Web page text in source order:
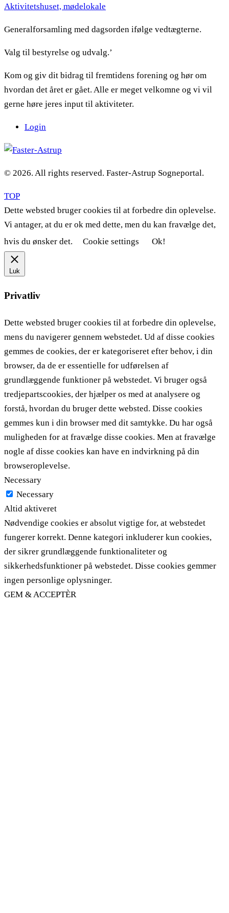
Aktivitetshuset, mødelokale
Generalforsamling med dagsorden ifølge vedtægterne.
Valg til bestyrelse og udvalg.’
Kom og giv dit bidrag til fremtidens forening og hør om
hvordan det året er gået. Alle er meget velkomne og vi vil
gerne høre jeres input til aktiviteter.
Login
© 2026. All rights reserved. Faster-Astrup Sogneportal.
TOP
Dette websted bruger cookies til at forbedre din oplevelse.
Vi antager, at du er ok med dette, men du kan fravælge det,
hvis du ønsker det.
Cookie settings Ok!
Luk
Privatliv
Dette websted bruger cookies til at forbedre din oplevelse,
mens du navigerer gennem webstedet. Ud af disse cookies
gemmes de cookies, der er kategoriseret efter behov, i din
browser, da de er essentielle for udførelsen af ​​
grundlæggende funktioner på webstedet. Vi bruger også
tredjepartscookies, der hjælper os med at analysere og
forstå, hvordan du bruger dette websted. Disse cookies
gemmes kun i din browser med dit samtykke. Du har også
muligheden for at fravælge disse cookies. Men at fravælge
nogle af disse cookies kan have en indvirkning på din
browseroplevelse.
Necessary
Necessary
Altid aktiveret
Nødvendige cookies er absolut vigtige for, at webstedet
fungerer korrekt. Denne kategori inkluderer kun cookies,
der sikrer grundlæggende funktionaliteter og
sikkerhedsfunktioner på webstedet. Disse cookies gemmer
ingen personlige oplysninger.
GEM & ACCEPTÈR